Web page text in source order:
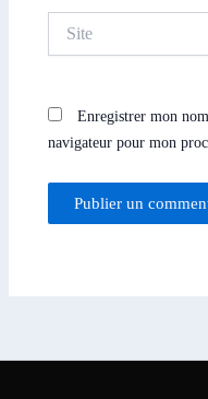
Enregistrer mon
navigateur pour mon